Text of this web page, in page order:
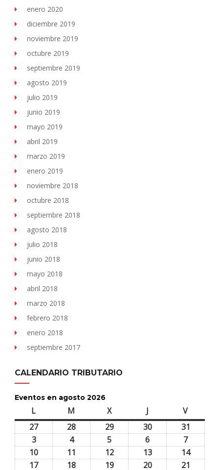
enero 2020
diciembre 2019
noviembre 2019
octubre 2019
septiembre 2019
agosto 2019
julio 2019
junio 2019
mayo 2019
abril 2019
marzo 2019
enero 2019
noviembre 2018
octubre 2018
septiembre 2018
agosto 2018
julio 2018
junio 2018
mayo 2018
abril 2018
marzo 2018
febrero 2018
enero 2018
septiembre 2017
CALENDARIO TRIBUTARIO
Eventos en agosto 2026
L M Xmiércoles J Vviernes
2727
28 2929
2026
3030
2026
31
2026
33
agosto,
2026
44
agosto,
2026
5
agosto,
2026
6
agosto,
2026
77
agosto,
2026
10
agosto,
11 1212
agosto,
1313
agosto,
1414
1717 18 1919 2020 21